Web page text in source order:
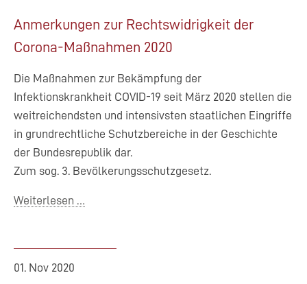
Anmerkungen zur Rechtswidrigkeit der
Corona-Maßnahmen 2020
Die Maßnahmen zur Bekämpfung der
Infektionskrankheit COVID-19 seit März 2020 stellen die
weitreichendsten und intensivsten staatlichen Eingriffe
in grundrechtliche Schutzbereiche in der Geschichte
der Bundesrepublik dar.
Zum sog. 3. Bevölkerungsschutzgesetz.
Weiterlesen …
01. Nov 2020